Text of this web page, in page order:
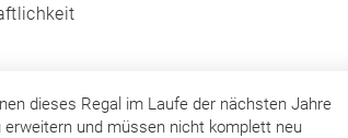
dieses Regal im Laufe der nächsten Jahre
erweitern und müssen nicht komplett neu